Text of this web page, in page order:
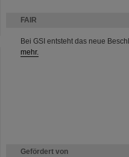
FAIR
Bei GSI entsteht das neue
mehr.
Gefördert von